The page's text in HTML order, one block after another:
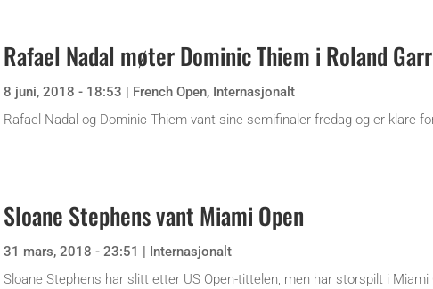
Rafael Nadal møter Dominic Thiem i Roland
8 juni, 2018 - 18:53 French Open, Internasjonalt
Rafael Nadal og Dominic Thiem vant sine semifinaler fredag og er klare
Sloane Stephens vant Miami Open
31 mars, 2018 - 23:51 | Internasjonalt
Sloane Stephens har slitt etter US Open-tittelen, men har storspilt i Miami